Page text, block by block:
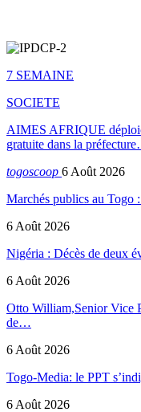
7 SEMAINE
SOCIETE
AIMES AFRIQUE
gratuite dans la
togoscoop 6 Août 2026
Marchés publics au Togo
6 Août 2026
Nigéria : Décès de deux
6 Août 2026
Otto William,Senior Vice
de…
6 Août 2026
Togo-Media: le PPT
6 Août 2026